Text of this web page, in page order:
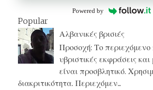
Powered by
Popular
Αλβανικές βρισιές
Προσοχή: Το περιεχόμενο
υβριστικές εκφράσεις
είναι προσβλητικό.
διακριτικότητα. Περιεχόμεν...